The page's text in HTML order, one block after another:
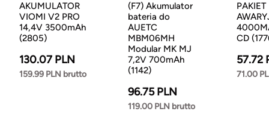
AKUMULATOR
VIOMI V2 PRO
14,4V 3500mAh
(2805)
130.07 PLN
159.99 PLN brutto
(F7) Akumulator
bateria do
AUETC
MBM06MH
Modular MK MJ
7,2V 700mAh
(1142)
96.75 PLN
119.00 PLN brutto
CD
57.72
71.00